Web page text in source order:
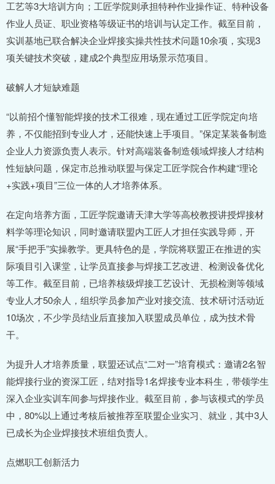
工艺等3大培训方向；工匠学院则承担特种作业操作证、特种设备
作业人员证、职业资格等级证书的培训与认定工作。截至目前，
实训基地已联合解决企业焊接实操共性技术问题10余项，实现3
项关键技术突破，建成2个典型应用场景示范项目。
破解人才短缺难题
“以前招个懂智能焊接的技术工很难，现在通过工匠学院定向培
养，不仅能招到专业人才，还能快速上手项目。”保定某装备制造
企业人力资源负责人表示。针对高端装备制造领域焊接人才结构
性短缺问题，保定市总推动联盟与保定工匠学院合作构建“理论
+实践+项目”三位一体的人才培养体系。
在定向培养方面，工匠学院邀请天津大学等高校教授讲授焊接材
料学等理论知识，同时邀请联盟内工匠人才担任实践导师，开
展“手把手”实操教学。更具特色的是，学院将联盟正在推进的实
际项目引入课堂，让学员直接参与焊接工艺改进、检测设备优化
等工作。截至目前，已培养核级焊接工艺设计、无损检测等领域
专业人才50余人，组织学员参加产业对接交流、技术研讨活动近
10场次，不少学员结业后直接加入联盟成员单位，成为技术骨
干。
为提升人才培养质量，联盟还试点“二对一”培育模式：邀请2名智
能焊接行业的资深工匠，结对指导1名焊接专业本科生，带领学生
深入企业实训车间参与焊接作业。截至目前，参与该模式的学员
中，80%以上通过考核后被推荐至联盟企业实习、就业，其中3人
已成长为企业焊接技术班组负责人。
点燃职工创新活力